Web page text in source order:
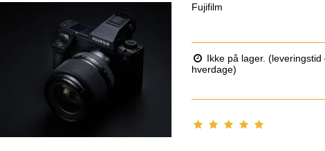
Fujifilm
Ikke på lager. (leveringstid
hverdage)